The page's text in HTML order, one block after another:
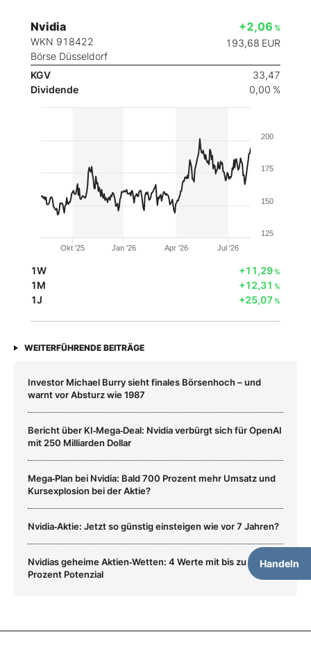
Nvidia
WKN 918422
Börse Düsseldorf
+2,06 %
193,68 EUR
KGV
33,47
Dividende
0,00 %
Handeln
Okt '25 Jan '26 Apr '26 Jul '26
125
150
175
200
1W +11,29%
1M +12,31 %
1J +25,07 %
WEITERFÜHRENDE BEITRÄGE
Investor Michael Burry sieht finales Börsenhoch – und
warnt vor Absturz wie 1987
Bericht über KI‑Mega‑Deal: Nvidia verbürgt sich für OpenAI
mit 250 Milliarden Dollar
Mega‑Plan bei Nvidia: Bald 700 Prozent mehr Umsatz und
Kursexplosion bei der Aktie?
Nvidia‑Aktie: Jetzt so günstig einsteigen wie vor 7 Jahren?
Nvidias geheime Aktien‑Wetten: 4 Werte mit bis zu 200
Prozent Potenzial